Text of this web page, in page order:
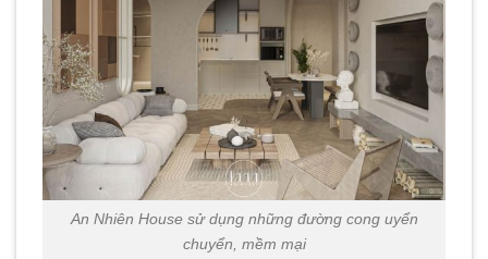
An Nhiên House sử dụng những đường cong uyển
chuyển, mềm mại